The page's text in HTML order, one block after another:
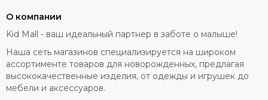
О компании
Kid Mall - ваш идеальный партнер в заботе о малыше!
Наша сеть магазинов специализируется на широком
ассортименте товаров для новорожденных, предлагая
высококачественные изделия, от одежды и игрушек до
мебели и аксессуаров.